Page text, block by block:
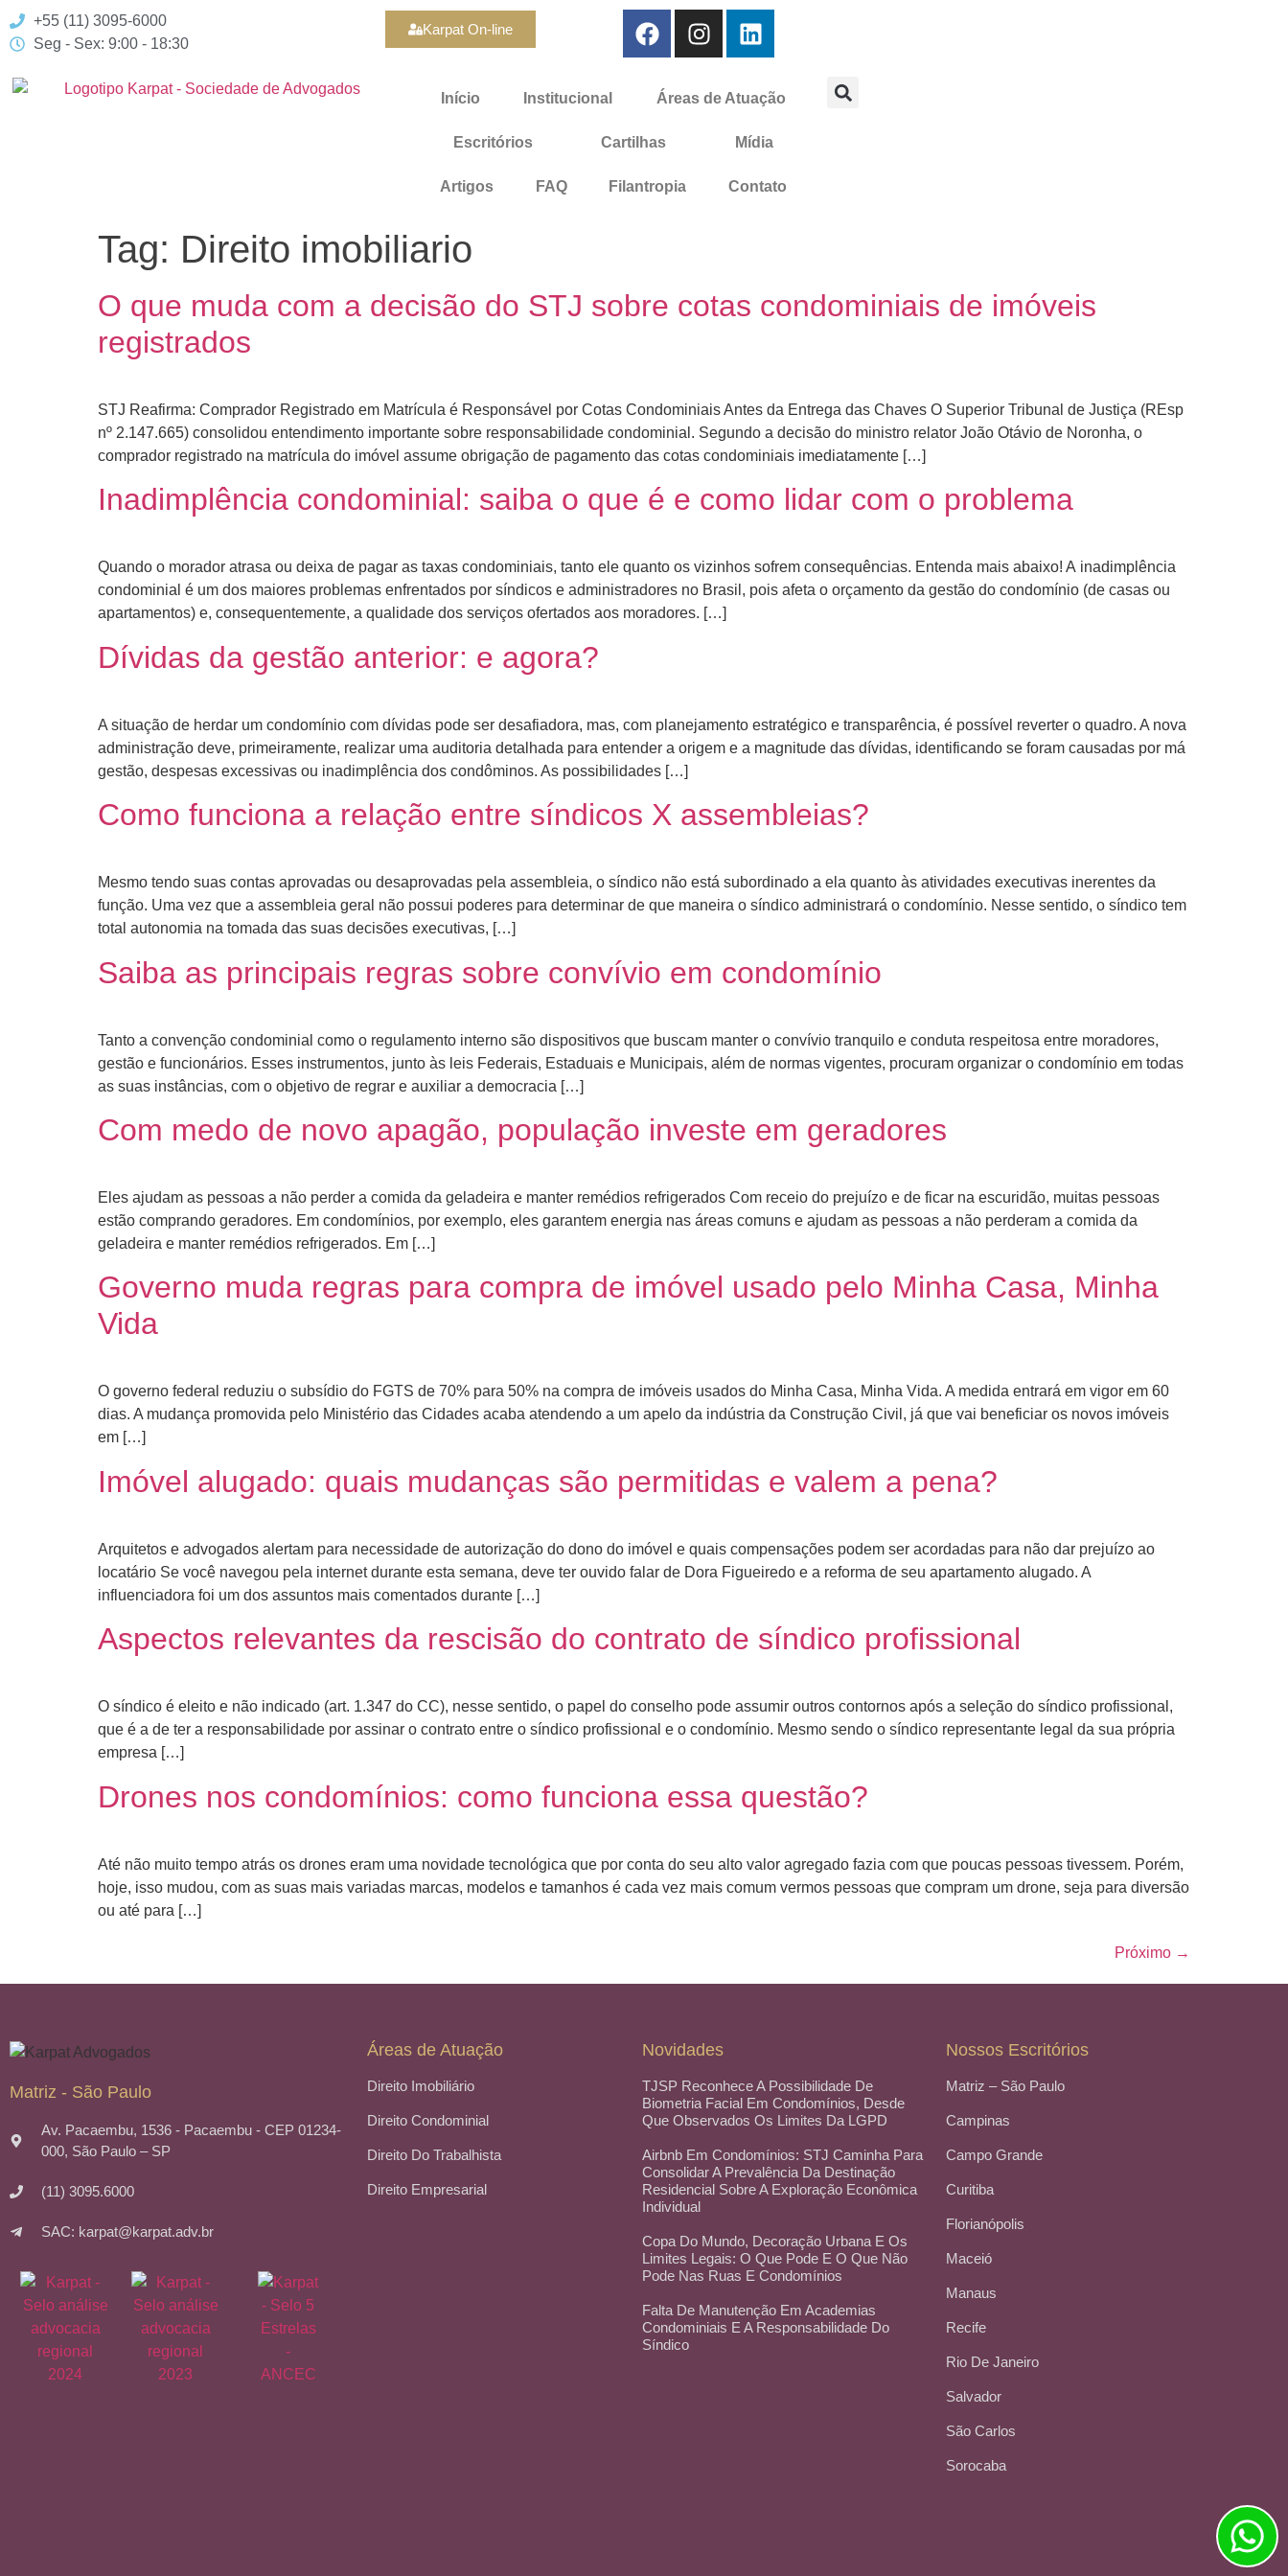
+55 (11) 3095-6000
Seg - Sex: 9:00 - 18:30
Karpat On-line
Início Institucional Áreas de Atuação
Escritórios Cartilhas Mídia
Artigos FAQ Filantropia Contato
Tag: Direito imobiliario
O que muda com a decisão do STJ sobre cotas condominiais de imóveis
registrados
STJ Reafirma: Comprador Registrado em Matrícula é Responsável por Cotas Condominiais Antes da Entrega das Chaves O Superior Tribunal de Justiça (REsp
nº 2.147.665) consolidou entendimento importante sobre responsabilidade condominial. Segundo a decisão do ministro relator João Otávio de Noronha, o
comprador registrado na matrícula do imóvel assume obrigação de pagamento das cotas condominiais imediatamente […]
Inadimplência condominial: saiba o que é e como lidar com o problema
Quando o morador atrasa ou deixa de pagar as taxas condominiais, tanto ele quanto os vizinhos sofrem consequências. Entenda mais abaixo! A inadimplência
condominial é um dos maiores problemas enfrentados por síndicos e administradores no Brasil, pois afeta o orçamento da gestão do condomínio (de casas ou
apartamentos) e, consequentemente, a qualidade dos serviços ofertados aos moradores. […]
Dívidas da gestão anterior: e agora?
A situação de herdar um condomínio com dívidas pode ser desafiadora, mas, com planejamento estratégico e transparência, é possível reverter o quadro. A nova
administração deve, primeiramente, realizar uma auditoria detalhada para entender a origem e a magnitude das dívidas, identificando se foram causadas por má
gestão, despesas excessivas ou inadimplência dos condôminos. As possibilidades […]
Como funciona a relação entre síndicos X assembleias?
Mesmo tendo suas contas aprovadas ou desaprovadas pela assembleia, o síndico não está subordinado a ela quanto às atividades executivas inerentes da
função. Uma vez que a assembleia geral não possui poderes para determinar de que maneira o síndico administrará o condomínio. Nesse sentido, o síndico tem
total autonomia na tomada das suas decisões executivas, […]
Saiba as principais regras sobre convívio em condomínio
Tanto a convenção condominial como o regulamento interno são dispositivos que buscam manter o convívio tranquilo e conduta respeitosa entre moradores,
gestão e funcionários. Esses instrumentos, junto às leis Federais, Estaduais e Municipais, além de normas vigentes, procuram organizar o condomínio em todas
as suas instâncias, com o objetivo de regrar e auxiliar a democracia […]
Com medo de novo apagão, população investe em geradores
Eles ajudam as pessoas a não perder a comida da geladeira e manter remédios refrigerados Com receio do prejuízo e de ficar na escuridão, muitas pessoas
estão comprando geradores. Em condomínios, por exemplo, eles garantem energia nas áreas comuns e ajudam as pessoas a não perderam a comida da
geladeira e manter remédios refrigerados. Em […]
Governo muda regras para compra de imóvel usado pelo Minha Casa, Minha
Vida
O governo federal reduziu o subsídio do FGTS de 70% para 50% na compra de imóveis usados do Minha Casa, Minha Vida. A medida entrará em vigor em 60
dias. A mudança promovida pelo Ministério das Cidades acaba atendendo a um apelo da indústria da Construção Civil, já que vai beneficiar os novos imóveis
em […]
Imóvel alugado: quais mudanças são permitidas e valem a pena?
Arquitetos e advogados alertam para necessidade de autorização do dono do imóvel e quais compensações podem ser acordadas para não dar prejuízo ao
locatário Se você navegou pela internet durante esta semana, deve ter ouvido falar de Dora Figueiredo e a reforma de seu apartamento alugado. A
influenciadora foi um dos assuntos mais comentados durante […]
Aspectos relevantes da rescisão do contrato de síndico profissional
O síndico é eleito e não indicado (art. 1.347 do CC), nesse sentido, o papel do conselho pode assumir outros contornos após a seleção do síndico profissional,
que é a de ter a responsabilidade por assinar o contrato entre o síndico profissional e o condomínio. Mesmo sendo o síndico representante legal da sua própria
empresa […]
Drones nos condomínios: como funciona essa questão?
Até não muito tempo atrás os drones eram uma novidade tecnológica que por conta do seu alto valor agregado fazia com que poucas pessoas tivessem. Porém,
hoje, isso mudou, com as suas mais variadas marcas, modelos e tamanhos é cada vez mais comum vermos pessoas que compram um drone, seja para diversão
ou até para […]
Próximo →
Matriz - São Paulo
Av. Pacaembu, 1536 - Pacaembu - CEP 01234-
000, São Paulo – SP
(11) 3095.6000
SAC: karpat@karpat.adv.br
Áreas de Atuação
Direito Imobiliário
Direito Condominial
Direito Do Trabalhista
Direito Empresarial
Novidades
TJSP Reconhece A Possibilidade De
Biometria Facial Em Condomínios, Desde
Que Observados Os Limites Da LGPD
Airbnb Em Condomínios: STJ Caminha Para
Consolidar A Prevalência Da Destinação
Residencial Sobre A Exploração Econômica
Individual
Copa Do Mundo, Decoração Urbana E Os
Limites Legais: O Que Pode E O Que Não
Pode Nas Ruas E Condomínios
Falta De Manutenção Em Academias
Condominiais E A Responsabilidade Do
Síndico
Nossos Escritórios
Matriz – São Paulo
Campinas
Campo Grande
Curitiba
Florianópolis
Maceió
Manaus
Recife
Rio De Janeiro
Salvador
São Carlos
Sorocaba